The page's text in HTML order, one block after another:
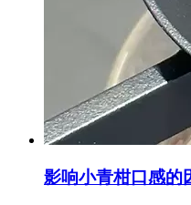
影响小青柑口感的